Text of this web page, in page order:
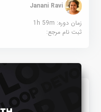
Janani Ravi
زمان دوره: 1h 59m
ثبت نام مرجع: